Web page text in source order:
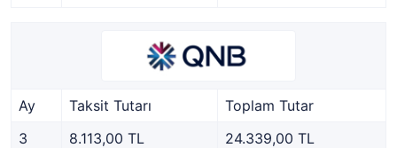
Ay Taksit Tutarı
Toplam Tutar
3
8.113,00 TL
24.339,00 TL